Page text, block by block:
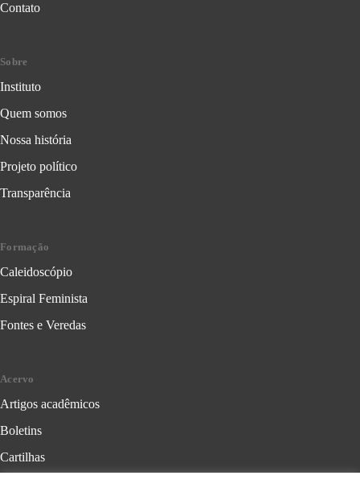
Contato
Sobre
Instituto
Quem somos
Nossa história
Projeto político
Transparência
Formação
Caleidoscópio
Espiral Feminista
Fontes e Veredas
Acervo
Artigos acadêmicos
Boletins
Cartilhas